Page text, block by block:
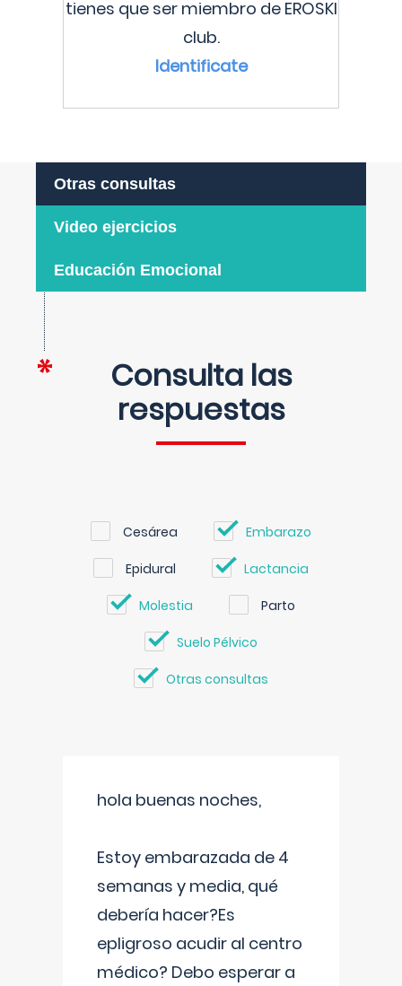
tienes que ser miembro de EROSKI
club.
Identificate
Otras consultas
Video ejercicios
Educación Emocional
Consulta las
respuestas
Cesárea Embarazo
Epidural Lactancia
Molestia Parto
Suelo Pélvico
Otras consultas
hola buenas noches,
Estoy embarazada de 4
semanas y media, qué
debería hacer?Es
epligroso acudir al centro
médico? Debo esperar a